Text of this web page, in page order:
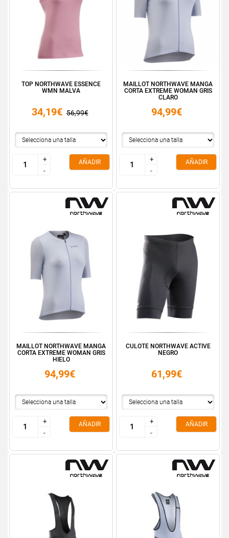
TOP NORTHWAVE ESSENCE
WMN MALVA
34,19€ 56,99€
+
-
+
-
AÑADIR
MAILLOT NORTHWAVE MANGA
CORTA EXTREME WOMAN GRIS
CLARO
94,99€
+
-
+
-
AÑADIR
MAILLOT NORTHWAVE MANGA
CORTA EXTREME WOMAN GRIS
HIELO
94,99€
+
-
+
-
AÑADIR
CULOTE NORTHWAVE ACTIVE
NEGRO
61,99€
+
-
+
-
AÑADIR